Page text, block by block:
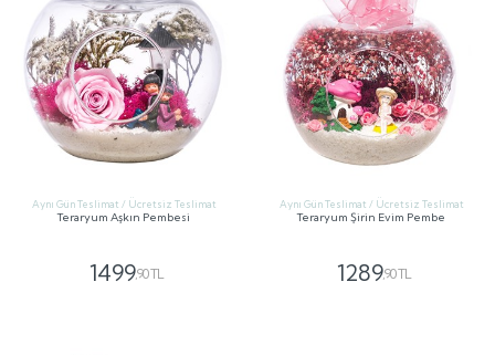
Aynı Gün Teslimat / Ücretsiz Teslimat
Teraryum Aşkın Pembesi
1499,90 TL
Aynı Gün Teslimat / Ücretsiz Teslimat
Teraryum Şirin Evim Pembe
1289,90 TL